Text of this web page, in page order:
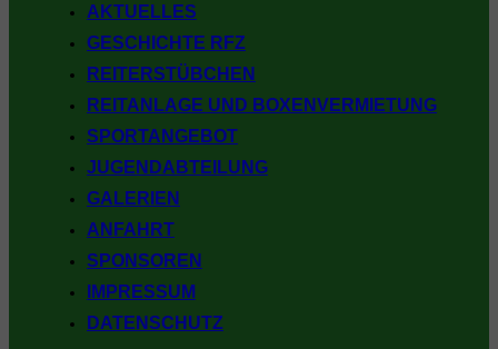
AKTUELLES
GESCHICHTE RFZ
REITERSTÜBCHEN
REITANLAGE UND BOXENVERMIETUNG
SPORTANGEBOT
JUGENDABTEILUNG
GALERIEN
ANFAHRT
SPONSOREN
IMPRESSUM
DATENSCHUTZ